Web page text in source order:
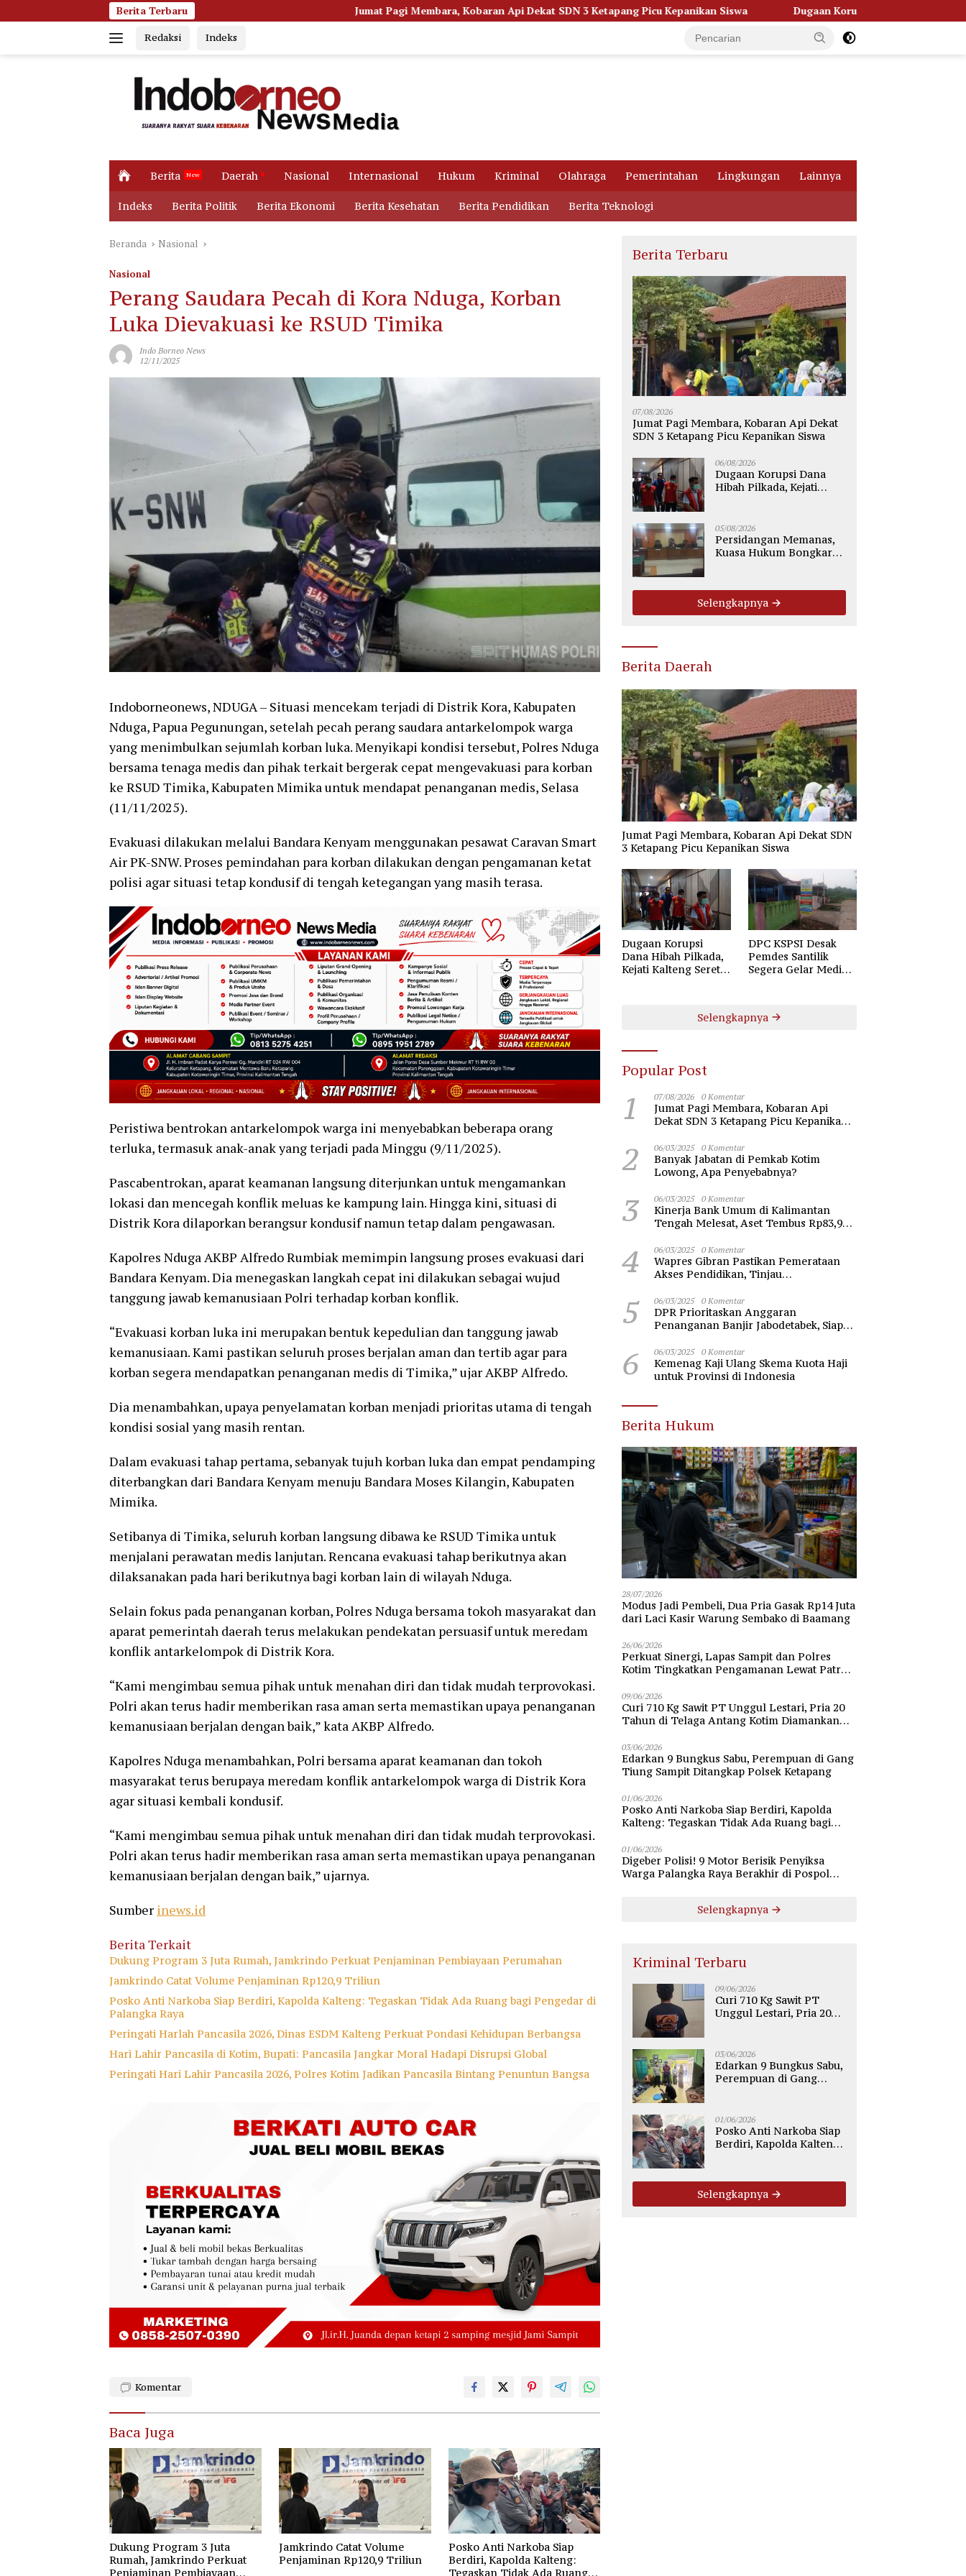
ke
Berita Terbaru Jumat Pagi Membara, Kobaran Api Dekat SDN 3 Ketapang Picu Kepanikan Siswa Dugaan Korupsi Dana Hibah Pilkada, Kejati Kalteng Seret
Redaksi Indeks
H
m
e
Berita Daerah Nasional Internasional Hukum Kriminal Olahraga Pemerintahan Lingkungan Lainnya
Indeks Berita Politik Berita Ekonomi Berita Kesehatan Berita Pendidikan Berita Teknologi
Beranda Nasional
Nasional
Perang Saudara Pecah di Kora Nduga, Korban
Luka Dievakuasi ke RSUD Timika
Indo Borneo News
12/11/2025
Indoborneonews, NDUGA – Situasi mencekam terjadi di Distrik Kora, Kabupaten
Nduga, Papua Pegunungan, setelah pecah perang saudara antarkelompok warga
yang menimbulkan sejumlah korban luka. Menyikapi kondisi tersebut, Polres Nduga
bersama tenaga medis dan pihak terkait bergerak cepat mengevakuasi para korban
ke RSUD Timika, Kabupaten Mimika untuk mendapat penanganan medis, Selasa
(11/11/2025).
Evakuasi dilakukan melalui Bandara Kenyam menggunakan pesawat Caravan Smart
Air PK-SNW. Proses pemindahan para korban dilakukan dengan pengamanan ketat
polisi agar situasi tetap kondusif di tengah ketegangan yang masih terasa.
Peristiwa bentrokan antarkelompok warga ini menyebabkan beberapa orang
terluka, termasuk anak-anak yang terjadi pada Minggu (9/11/2025).
Pascabentrokan, aparat keamanan langsung diterjunkan untuk mengamankan
lokasi dan mencegah konflik meluas ke kampung lain. Hingga kini, situasi di
Distrik Kora dilaporkan berangsur kondusif namun tetap dalam pengawasan.
Kapolres Nduga AKBP Alfredo Rumbiak memimpin langsung proses evakuasi dari
Bandara Kenyam. Dia menegaskan langkah cepat ini dilakukan sebagai wujud
tanggung jawab kemanusiaan Polri terhadap korban konflik.
“Evakuasi korban luka ini merupakan bentuk kepedulian dan tanggung jawab
kemanusiaan. Kami pastikan seluruh proses berjalan aman dan tertib agar para
korban segera mendapatkan penanganan medis di Timika,” ujar AKBP Alfredo.
Dia menambahkan, upaya penyelamatan korban menjadi prioritas utama di tengah
kondisi sosial yang masih rentan.
Dalam evakuasi tahap pertama, sebanyak tujuh korban luka dan empat pendamping
diterbangkan dari Bandara Kenyam menuju Bandara Moses Kilangin, Kabupaten
Mimika.
Setibanya di Timika, seluruh korban langsung dibawa ke RSUD Timika untuk
menjalani perawatan medis lanjutan. Rencana evakuasi tahap berikutnya akan
dilaksanakan pada hari berikutnya bagi korban lain di wilayah Nduga.
Selain fokus pada penanganan korban, Polres Nduga bersama tokoh masyarakat dan
aparat pemerintah daerah terus melakukan pendekatan persuasif untuk meredam
konflik antarkelompok di Distrik Kora.
“Kami mengimbau semua pihak untuk menahan diri dan tidak mudah terprovokasi.
Polri akan terus hadir memberikan rasa aman serta memastikan upaya penanganan
kemanusiaan berjalan dengan baik,” kata AKBP Alfredo.
Kapolres Nduga menambahkan, Polri bersama aparat keamanan dan tokoh
masyarakat terus berupaya meredam konflik antarkelompok warga di Distrik Kora
agar situasi kembali kondusif.
“Kami mengimbau semua pihak untuk menahan diri dan tidak mudah terprovokasi.
Polri akan terus hadir memberikan rasa aman serta memastikan upaya penanganan
kemanusiaan berjalan dengan baik,” ujarnya.
Sumber inews.id
Berita Terkait
Dukung Program 3 Juta Rumah, Jamkrindo Perkuat Penjaminan Pembiayaan Perumahan
Jamkrindo Catat Volume Penjaminan Rp120,9 Triliun
Posko Anti Narkoba Siap Berdiri, Kapolda Kalteng: Tegaskan Tidak Ada Ruang bagi Pengedar di
Palangka Raya
Peringati Harlah Pancasila 2026, Dinas ESDM Kalteng Perkuat Pondasi Kehidupan Berbangsa
Hari Lahir Pancasila di Kotim, Bupati: Pancasila Jangkar Moral Hadapi Disrupsi Global
Peringati Hari Lahir Pancasila 2026, Polres Kotim Jadikan Pancasila Bintang Penuntun Bangsa
Komentar
Baca Juga
Dukung Program 3 Juta
Rumah, Jamkrindo Perkuat
Penjaminan Pembiayaan
Jamkrindo Catat Volume
Penjaminan Rp120,9 Triliun
Posko Anti Narkoba Siap
Berdiri, Kapolda Kalteng:
Tegaskan Tidak Ada Ruang
Berita Terbaru
07/08/2026
Jumat Pagi Membara, Kobaran Api Dekat
SDN 3 Ketapang Picu Kepanikan Siswa
06/08/2026
Dugaan Korupsi Dana
Hibah Pilkada, Kejati
05/08/2026
Persidangan Memanas,
Kuasa Hukum Bongkar
PT WMGK
Selengkapnya
Berita Daerah
Jumat Pagi Membara, Kobaran Api Dekat SDN
3 Ketapang Picu Kepanikan Siswa
Dugaan Korupsi
Dana Hibah Pilkada,
Kejati Kalteng Seret
DPC KSPSI Desak
Pemdes Santilik
Segera Gelar Mediasi
Selengkapnya
Popular Post
1 07/08/2026 0 Komentar
Jumat Pagi Membara, Kobaran Api
Dekat SDN 3 Ketapang Picu Kepanikan
2 06/03/2025 0 Komentar
Banyak Jabatan di Pemkab Kotim
Lowong, Apa Penyebabnya?
3 06/03/2025 0 Komentar
Kinerja Bank Umum di Kalimantan
Tengah Melesat, Aset Tembus Rp83,98
4 06/03/2025 0 Komentar
Wapres Gibran Pastikan Pemerataan
Akses Pendidikan, Tinjau
Nawawi Banten
5 06/03/2025 0 Komentar
DPR Prioritaskan Anggaran
Penanganan Banjir Jabodetabek, Siap
6 06/03/2025 0 Komentar
Kemenag Kaji Ulang Skema Kuota Haji
untuk Provinsi di Indonesia
Berita Hukum
28/07/2026
Modus Jadi Pembeli, Dua Pria Gasak Rp14 Juta
dari Laci Kasir Warung Sembako di Baamang
26/06/2026
Perkuat Sinergi, Lapas Sampit dan Polres
Kotim Tingkatkan Pengamanan Lewat Patroli
09/06/2026
Curi 710 Kg Sawit PT Unggul Lestari, Pria 20
Tahun di Telaga Antang Kotim Diamankan
03/06/2026
Edarkan 9 Bungkus Sabu, Perempuan di Gang
Tiung Sampit Ditangkap Polsek Ketapang
01/06/2026
Posko Anti Narkoba Siap Berdiri, Kapolda
Kalteng: Tegaskan Tidak Ada Ruang bagi
01/06/2026
Digeber Polisi! 9 Motor Berisik Penyiksa
Warga Palangka Raya Berakhir di Pospol
Selengkapnya
Kriminal Terbaru
09/06/2026
Curi 710 Kg Sawit PT
Unggul Lestari, Pria 20
03/06/2026
Edarkan 9 Bungkus Sabu,
Perempuan di Gang
01/06/2026
Posko Anti Narkoba Siap
Berdiri, Kapolda Kalteng:
Palangka Raya
Selengkapnya